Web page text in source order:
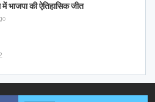
भाजपा की ऐतिहासिक जीत